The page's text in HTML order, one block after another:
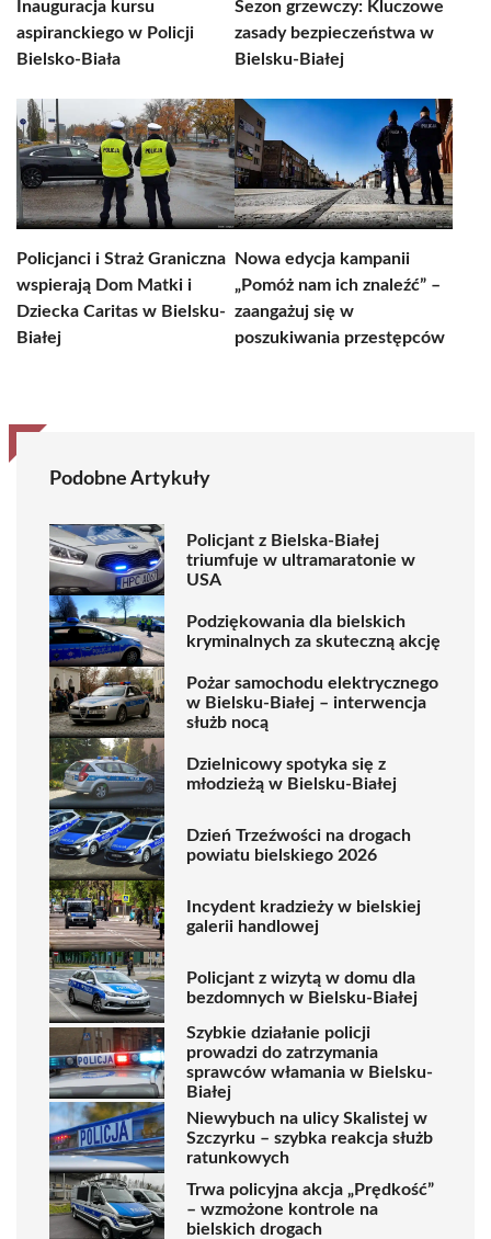
Inauguracja kursu
aspiranckiego w Policji
Bielsko-Biała
Sezon grzewczy: Kluczowe
zasady bezpieczeństwa w
Bielsku-Białej
Policjanci i Straż Graniczna
wspierają Dom Matki i
Dziecka Caritas w Bielsku-
Białej
Nowa edycja kampanii
„Pomóż nam ich znaleźć” –
zaangażuj się w
poszukiwania przestępców
Podobne Artykuły
Policjant z Bielska-Białej
triumfuje w ultramaratonie w
USA
Podziękowania dla bielskich
kryminalnych za skuteczną akcję
Pożar samochodu elektrycznego
w Bielsku-Białej – interwencja
służb nocą
Dzielnicowy spotyka się z
młodzieżą w Bielsku-Białej
Dzień Trzeźwości na drogach
powiatu bielskiego 2026
Incydent kradzieży w bielskiej
galerii handlowej
Policjant z wizytą w domu dla
bezdomnych w Bielsku-Białej
Szybkie działanie policji
prowadzi do zatrzymania
sprawców włamania w Bielsku-
Białej
Niewybuch na ulicy Skalistej w
Szczyrku – szybka reakcja służb
ratunkowych
Trwa policyjna akcja „Prędkość”
– wzmożone kontrole na
bielskich drogach